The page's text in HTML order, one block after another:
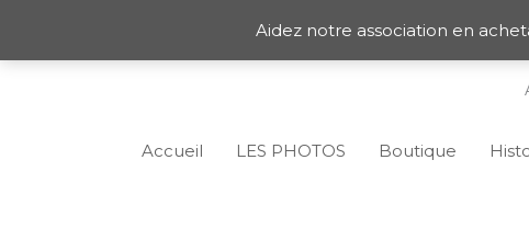
Aidez notre association en
contenu
Accueil LES PHOTOS Boutique